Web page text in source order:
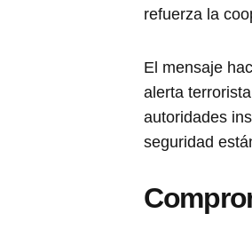
refuerza la
El mensaje
alerta
autoridades
seguridad